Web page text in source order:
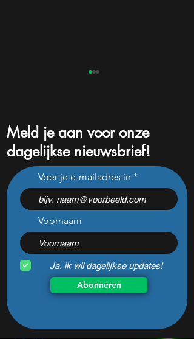
Wanneer is hét perfecte
moment om ServiceNow
aandelen te kopen?
Meld je aan voor onze
dagelijkse nieuwsbrief!
Voer je e-mailadres in
Voornaam
Ja, ik wil dagelijkse updates!
Abonneren